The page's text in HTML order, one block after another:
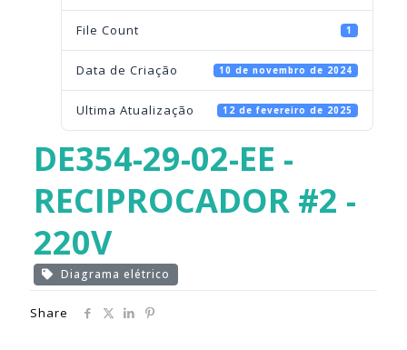
File Count 1
Data de Criação 10 de novembro de 2024
Ultima Atualização 12 de fevereiro de 2025
DE354-29-02-EE -
RECIPROCADOR #2 -
220V
Diagrama elétrico
Share